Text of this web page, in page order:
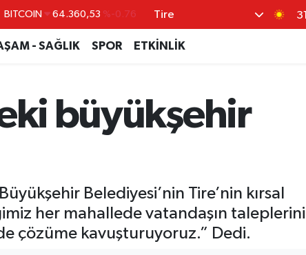
DOLAR 47,7069 %0.17
EURO 55,0265 %0.01
BİST100 13.887 %64
%-0.76
Tire 31
- SAĞLIK SPOR ETKİNLİK
büyükşehir
Belediyesi’nin Tire’nin kırsal
her mahallede vatandaşın taleplerini
çözüme kavuşturuyoruz.” Dedi.